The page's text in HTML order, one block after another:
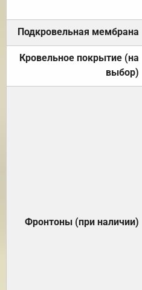
Подкровельная мембрана
Кровельное покрытие (на
выбор)
Фронтоны (при наличии)